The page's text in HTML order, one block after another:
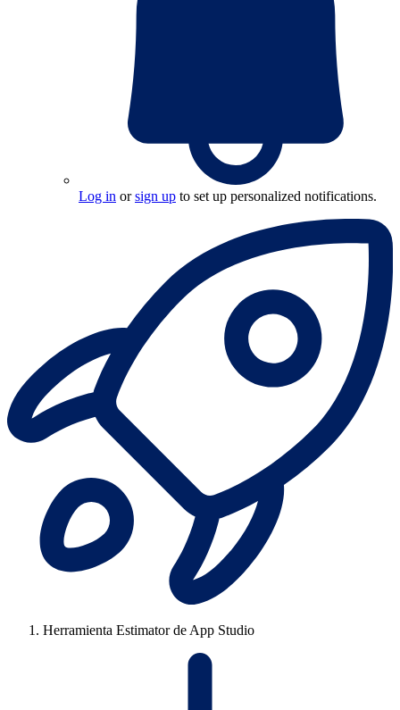
Log in orsign up to set up personalized notifications.
Herramienta Estimator de App Studio